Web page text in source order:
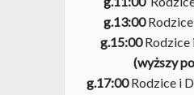
g.13:00
g.15:00Rodzice
(wyższy
g.17:00Rodzice i